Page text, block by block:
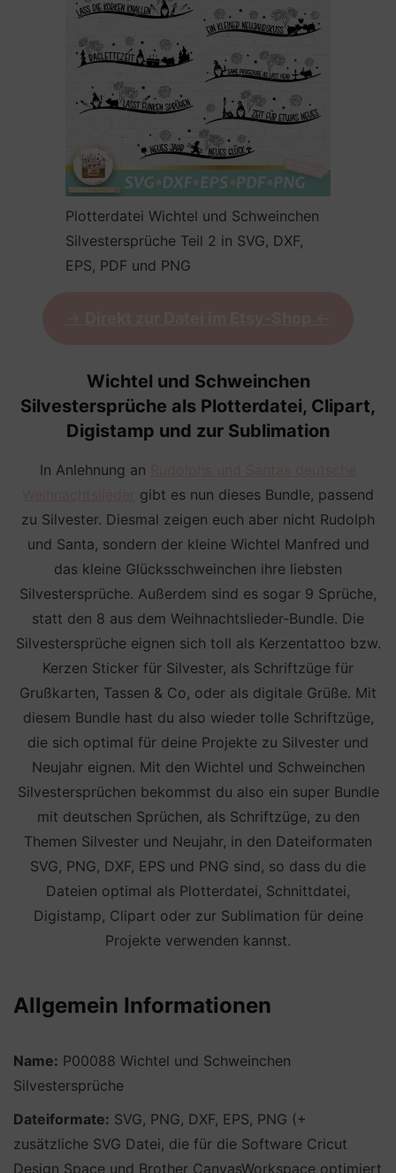
Plotterdatei Wichtel und Schweinchen
Silvestersprüche Teil 2 in SVG, DXF,
EPS, PDF und PNG
Wichtel und Schweinchen
Silvestersprüche als Plotterdatei, Clipart,
Digistamp und zur Sublimation
In Anlehnung an
gibt es nun dieses Bundle, passend
zu Silvester. Diesmal zeigen euch aber nicht Rudolph
und Santa, sondern der kleine Wichtel Manfred und
das kleine Glücksschweinchen ihre liebsten
Silvestersprüche. Außerdem sind es sogar 9 Sprüche,
statt den 8 aus dem Weihnachtslieder-Bundle. Die
Silvestersprüche eignen sich toll als Kerzentattoo bzw.
Kerzen Sticker für Silvester, als Schriftzüge für
Grußkarten, Tassen & Co, oder als digitale Grüße. Mit
diesem Bundle hast du also wieder tolle Schriftzüge,
die sich optimal für deine Projekte zu Silvester und
Neujahr eignen. Mit den Wichtel und Schweinchen
Silvestersprüchen bekommst du also ein super Bundle
mit deutschen Sprüchen, als Schriftzüge, zu den
Themen Silvester und Neujahr, in den Dateiformaten
SVG, PNG, DXF, EPS und PNG sind, so dass du die
Dateien optimal als Plotterdatei, Schnittdatei,
Digistamp, Clipart oder zur Sublimation für deine
Projekte verwenden kannst.
Allgemein Informationen
Name: P00088 Wichtel und Schweinchen
Silvestersprüche
Dateiformate: SVG, PNG, DXF, EPS, PNG (+
zusätzliche SVG Datei, die für die Software Cricut
Design Space und Brother CanvasWorkspace optimiert